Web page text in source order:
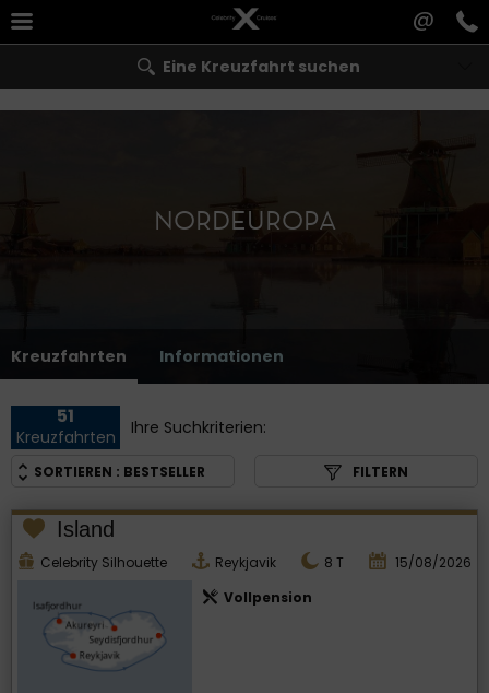
@
Eine Kreuzfahrt suchen
NORDEUROPA
Kreuzfahrten Informationen
51
Kreuzfahrten Ihre Suchkriterien:
SORTIEREN : BESTSELLER FILTERN
Island
Celebrity Silhouette Reykjavik 8 T
15/08/2026
Vollpension